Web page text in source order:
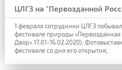
ЦЛГЗ на "Первозданной
1 февраля сотрудники ЦЛГЗ
фестивале природы «Первозданная
Двор»17.01-16.02.2020).
фестивале со дня его открытия,